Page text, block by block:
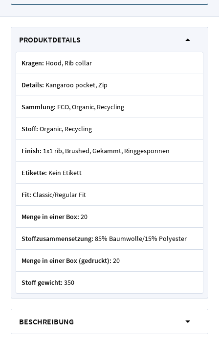
PRODUKTDETAILS
Kragen: Hood, Rib collar
Details: Kangaroo pocket, Zip
Sammlung: ECO, Organic, Recycling
Stoff: Organic, Recycling
Finish: 1x1 rib, Brushed, Gekämmt, Ringgesponnen
Etikette: Kein Etikett
Fit: Classic/Regular Fit
Menge in einer Box: 20
Stoffzusammensetzung: 85% Baumwolle/15% Polyester
Menge in einer Box (gedruckt): 20
Stoff gewicht: 350
BESCHREIBUNG